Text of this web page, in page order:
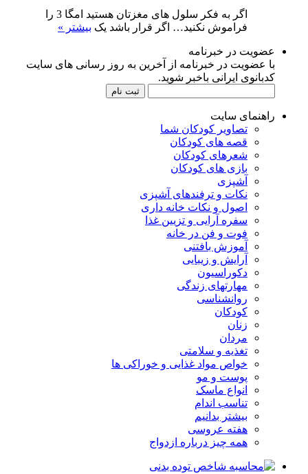
اگر به فکر سلول های مغزتان هستید امگا 3 را
فراموش نکنید… اگر قرار باشد یک بیشتر »
عضویت در خبرنامه
با عضویت در خبرنامه از آخرین به روز رسانی های سایت
کدبانوی ایرانی باخبر شوید.
راهنمای سایت
تصاویر کودکان شما
قصه های کودکان
شعرهای کودکان
بازی های کودکان
آشپزی
نکات و ترفندهای آشپزی
اصول و نکات خانه داری
سفره آرایی و تزیین غذا
فوت و فن در خانه
آموزش بافتنی
آرایش و زیبایی
دکوراسیون
مهارتهای زندگی
روانشناسی
کودکان
زنان
مردان
تغذیه و سلامتی
خواص مواد غذایی و خوراکی ها
پوست و مو
انواع ماسک
تناسب اندام
بیشتر بدانیم
هفته عروسی
همه چیز درباره ازدواج